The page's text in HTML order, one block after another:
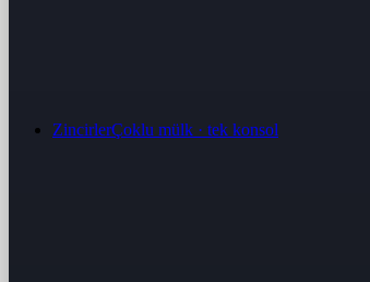
ZincirlerÇoklu mülk · tek konsol